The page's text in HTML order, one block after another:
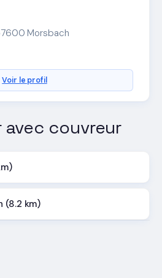
Morsbach
Voir le profil
couvreur
(8.2 km)